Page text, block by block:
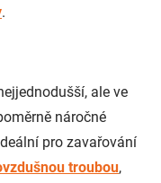
.
ale ve
náročné
pro zavařování
troubou,